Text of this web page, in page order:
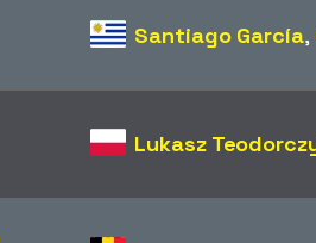
Santiago García,
Lukasz